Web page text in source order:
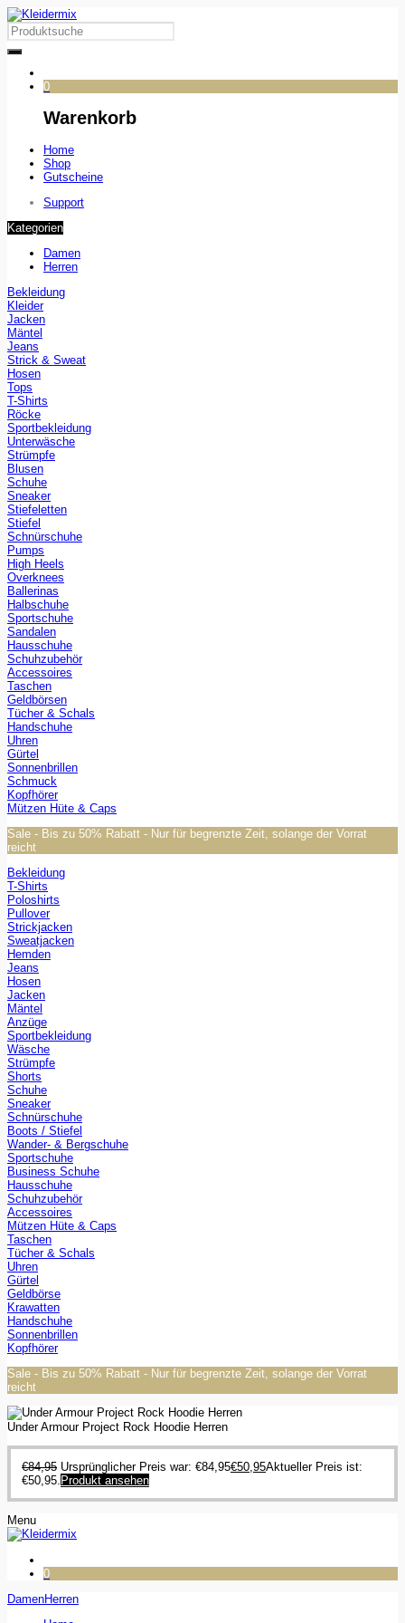
0
Warenkorb
Home
Shop
Gutscheine
Support
Kategorien
Damen
Herren
Bekleidung
Kleider
Jacken
Mäntel
Jeans
Strick & Sweat
Hosen
Tops
T-Shirts
Röcke
Sportbekleidung
Unterwäsche
Strümpfe
Blusen
Schuhe
Sneaker
Stiefeletten
Stiefel
Schnürschuhe
Pumps
High Heels
Overknees
Ballerinas
Halbschuhe
Sportschuhe
Sandalen
Hausschuhe
Schuhzubehör
Accessoires
Taschen
Geldbörsen
Tücher & Schals
Handschuhe
Uhren
Gürtel
Sonnenbrillen
Schmuck
Kopfhörer
Mützen Hüte & Caps
Sale - Bis zu 50% Rabatt - Nur für begrenzte Zeit, solange der Vorrat
reicht
Bekleidung
T-Shirts
Poloshirts
Pullover
Strickjacken
Sweatjacken
Hemden
Jeans
Hosen
Jacken
Mäntel
Anzüge
Sportbekleidung
Wäsche
Strümpfe
Shorts
Schuhe
Sneaker
Schnürschuhe
Boots / Stiefel
Wander- & Bergschuhe
Sportschuhe
Business Schuhe
Hausschuhe
Schuhzubehör
Accessoires
Mützen Hüte & Caps
Taschen
Tücher & Schals
Uhren
Gürtel
Geldbörse
Krawatten
Handschuhe
Sonnenbrillen
Kopfhörer
Sale - Bis zu 50% Rabatt - Nur für begrenzte Zeit, solange der Vorrat
reicht
Under Armour Project Rock Hoodie Herren
€84,95 Ursprünglicher Preis war: €84,95€50,95Aktueller Preis ist:
€50,95. Produkt ansehen
Menu
0
DamenHerren